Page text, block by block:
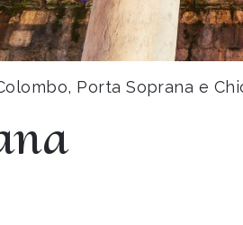
Porta Soprana e